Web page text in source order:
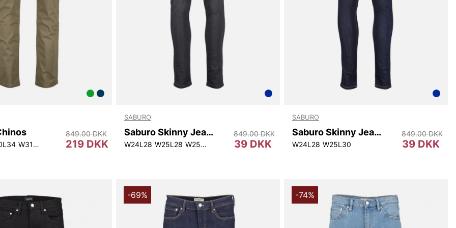
W31L34 219 DKK
849.00 DKK
SABURO
Saburo Skinny Jeans W
W24L28 W25L28 W25L30 39 DKK
849.00 DKK
SABURO
Saburo Skinny Jeans W
W24L28 W25L30 39 DKK
849.00 DKK
-69% -74%